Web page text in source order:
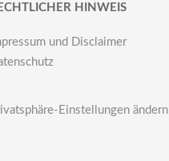
HINWEIS
und Disclaimer
Einstellungen ändern